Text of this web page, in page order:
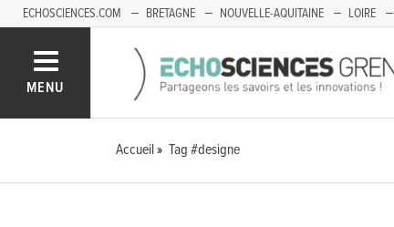
ECHOSCIENCES.COM BRETAGNE NOUVELLE-AQUITAINE LOIRE
MENU
Accueil Tag #designe